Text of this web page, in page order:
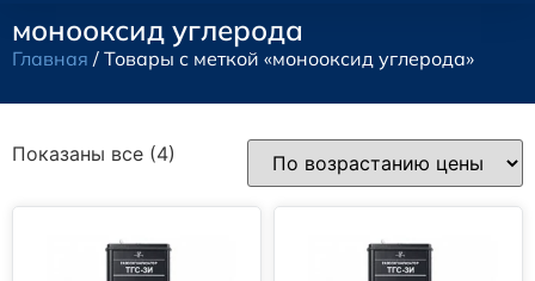
монооксид углерода
Главная / Товары с меткой «монооксид углерода»
Показаны все (4)